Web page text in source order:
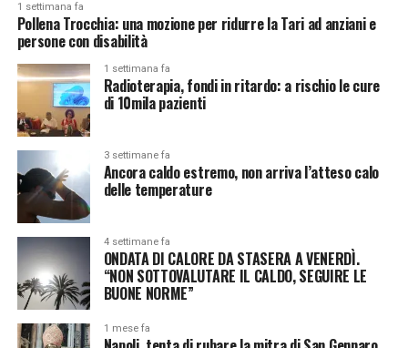
1 settimana fa
Pollena Trocchia: una mozione per ridurre la Tari ad anziani e
persone con disabilità
1 settimana fa
Radioterapia, fondi in ritardo: a rischio le cure
di 10mila pazienti
3 settimane fa
Ancora caldo estremo, non arriva l’atteso calo
delle temperature
4 settimane fa
ONDATA DI CALORE DA STASERA A VENERDÌ.
“NON SOTTOVALUTARE IL CALDO, SEGUIRE LE
BUONE NORME”
1 mese fa